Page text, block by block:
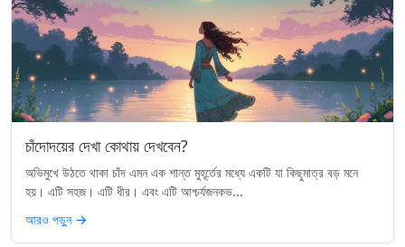
চাঁদোদয়ের দেখা কোথায় দেখবেন?
অভিমুখে উঠতে থাকা চাঁদ এমন এক শান্ত মুহূর্তের মধ্যে একটি যা কিছুমাত্র বড় মনে
হয়। এটি সহজ। এটি ধীর। এবং এটি আশ্চর্যজনকভ...
আরও পড়ুন →